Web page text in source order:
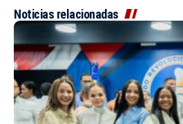
Noticias relacionadas